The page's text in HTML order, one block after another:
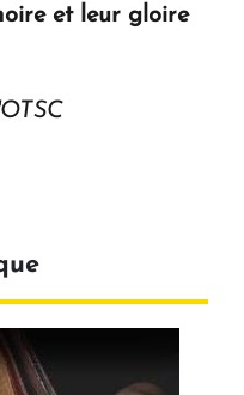
et leur gloire